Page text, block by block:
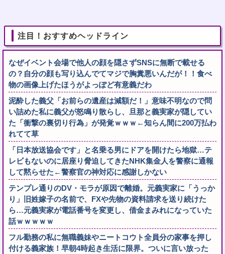
注目！おすすめヘッドライン
なぜイベント会場で他人の顔を隠さずSNSに無断で載せる
の？自分の顔も写り込んでてマジで胸糞悪いんだが！！食べ
物の画像上げたほうがよっぽど有意義だわ
泥酔した義父「お前らの遺産は減額だ！」意味不明なので問
い詰めた私に義父が怒鳴り散らし、旦那と義実家が隠してい
た「衝撃の裏切り行為」が発覚ｗｗｗ←知らん間に200万払わ
れてて草
「日本放送協会です」と名乗る男にドアを開けたら地獄…テ
レビもないのに居座り脅迫してきたNHK集金人を警察に通報
して黙らせた←警察官の神対応に感謝しかない
テンプレ通りのDV・モラが原因で離婚。元義実家に「うっか
り」旧姓嫁子の名前で、FXや先物の資料請求を送り続けた
ら…元義実家が電話番号を変更し、借金まみれになっていた
話ｗｗｗｗｗ
フル勤務の私に無職義妹やニートコウト全員分の家事を押し
付ける義家族！早朝4時起き生活に限界。ついに言い放った